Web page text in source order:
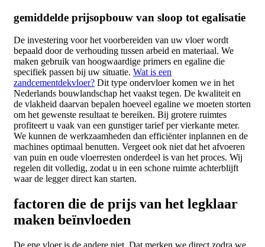
gemiddelde prijsopbouw van sloop tot egalisatie
De investering voor het voorbereiden van uw vloer wordt
bepaald door de verhouding tussen arbeid en materiaal. We
maken gebruik van hoogwaardige primers en egaline die
specifiek passen bij uw situatie. Wat is een
zandcementdekvloer? Dit type ondervloer komen we in het
Nederlands bouwlandschap het vaakst tegen. De kwaliteit en
de vlakheid daarvan bepalen hoeveel egaline we moeten storten
om het gewenste resultaat te bereiken. Bij grotere ruimtes
profiteert u vaak van een gunstiger tarief per vierkante meter.
We kunnen de werkzaamheden dan efficiënter inplannen en de
machines optimaal benutten. Vergeet ook niet dat het afvoeren
van puin en oude vloerresten onderdeel is van het proces. Wij
regelen dit volledig, zodat u in een schone ruimte achterblijft
waar de legger direct kan starten.
factoren die de prijs van het legklaar
maken beïnvloeden